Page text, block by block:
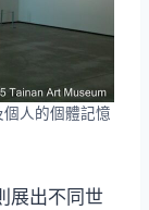
人的個體記憶
展出不同世